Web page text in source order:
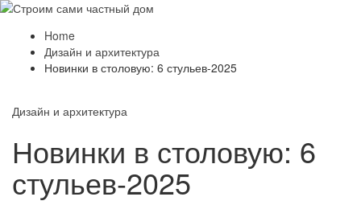
Home
Дизайн и архитектура
Новинки в столовую: 6 стульев-2025
Дизайн и архитектура
Новинки в столовую: 6
стульев-2025